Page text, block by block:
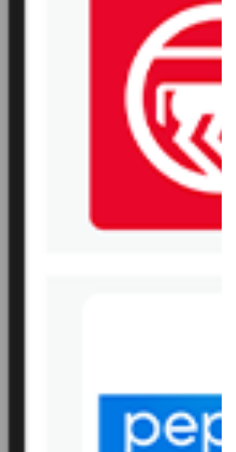
już za 1 dzień
GAZETEK ALDI